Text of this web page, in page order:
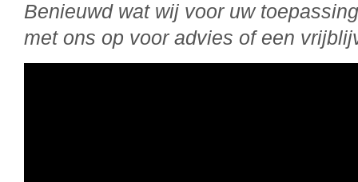
Benieuwd wat wij voor uw
met ons op voor advies of een